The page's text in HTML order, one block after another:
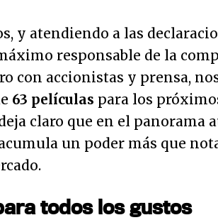
y atendiendo a las
responsable de la
con accionistas y prensa,
63 películas para los
claro que en el panorama
un poder más que
todos los gustos